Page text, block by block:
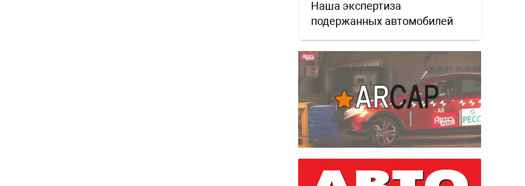
Наша экспертиза
подержанных автомобилей